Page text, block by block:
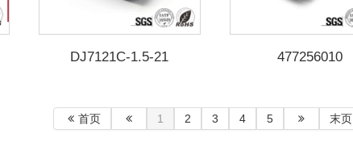
DJ7121C-1.5-21 477256010
首页 1 2 3 4 5 末页